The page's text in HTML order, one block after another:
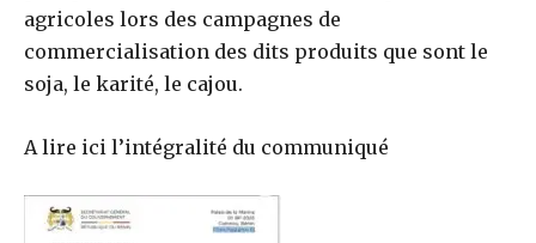
agricoles lors des campagnes de
commercialisation des dits produits que sont le
soja, le karité, le cajou.
A lire ici l’intégralité du communiqué